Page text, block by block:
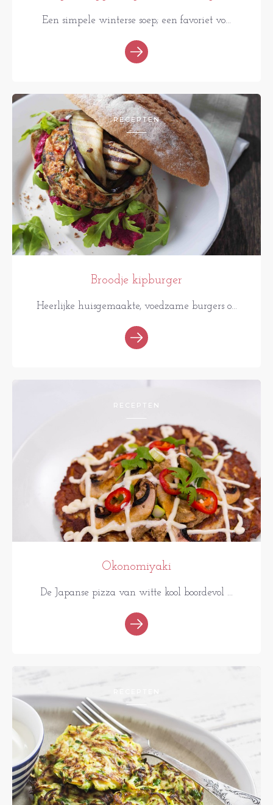
Een simpele winterse soep; een favoriet vo...
RECEPTEN
Broodje kipburger
Heerlijke huisgemaakte, voedzame burgers o...
RECEPTEN
Okonomiyaki
De Japanse pizza van witte kool boordevol ...
RECEPTEN